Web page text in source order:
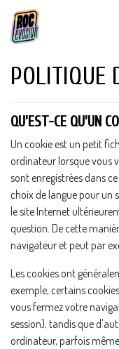
POLITIQUE
QU’EST-CE QU’UN
Un cookie est un petit
ordinateur lorsque vous
sont enregistrées dans
choix de langue pour un
le site Internet
question. De cette
navigateur et peut par
Les cookies ont
exemple, certains
vous fermez votre
session), tandis que
ordinateur, parfois